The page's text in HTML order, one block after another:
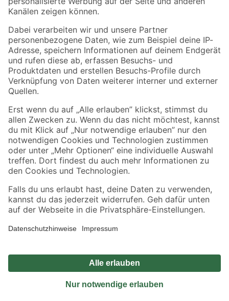
Folge uns
Zahlungsarten Versandarten
Sicher einkaufen
Jetzt die toom-App herunterladen
Alle Preisangaben in EUR inkl. gesetzl. MwSt.. Die dargestellten Angebote sind unter
Umständen nicht in allen Märkten verfügbar. Die angegebenen Verfügbarkeiten beziehen
Produkte nur solange der Vorrat reicht.
*Paketversand ab 59 € versandkostenfrei, gilt nicht für Artikel mit Speditionsversand, hier
Privatsphäre Impressum
Nutzungsbedingungen
Widerrufsrecht
Vertrag widerrufen